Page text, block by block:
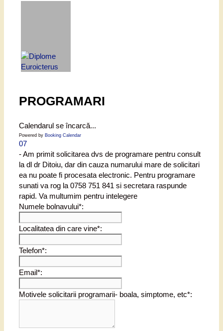
PROGRAMARI
Calendarul se încarcă...
Powered by Booking Calendar
07
- Am primit solicitarea dvs de programare pentru consult
la dl dr Ditoiu, dar din cauza numarului mare de solicitari
ea nu poate fi procesata electronic. Pentru programare
sunati va rog la 0758 751 841 si secretara raspunde
rapid. Va multumim pentru intelegere
Numele bolnavului*:
Localitatea din care vine*:
Telefon*:
Email*:
Motivele solicitarii programarii- boala, simptome, etc*: